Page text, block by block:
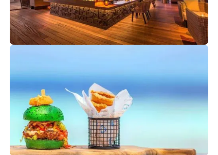
меню напитков, вин, коктейлей, закусок и кальянов –
все это бар Coco. Добавьте бассейн и всего несколько
шагов по пляжу до лагуны, и вы поймете, почему
будете возвращаться сюда ежедневно.